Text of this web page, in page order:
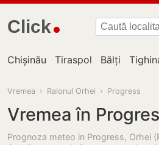
Click
Chișinău Tiraspol Bălți
Vremea › Raionul Orhei › Progress
Vremea în
Prognoza meteo in Progress, Orhei